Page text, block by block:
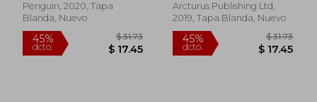
Penguin, 2020, Tapa
Blanda, Nuevo
Arcturus Publishing Ltd,
2019, Tapa Blanda, Nuevo